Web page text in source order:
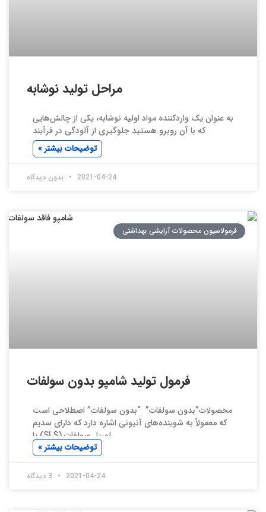
مراحل تولید نوشابه
به عنوان یک واردکننده مواد اولیه نوشابه، یکی از چالش‌هایی
که با آن روبرو هستید جلوگیری از آلودگی در فرآیند
توضیحات بیشتر »
2021-04-24 بدون دیدگاه
فرمولاسیون محصولات آرایشی بهداشتی
فرمول تولید شامپو بدون سولفات
محصولات”بدون سولفات” “بدون سولفات” اصطلاحی است
که معمولاً به شوینده‌های آنیونی اشاره دارد که دارای سدیم
لوریل سولفات (SLS) یا
توضیحات بیشتر »
2021-04-24